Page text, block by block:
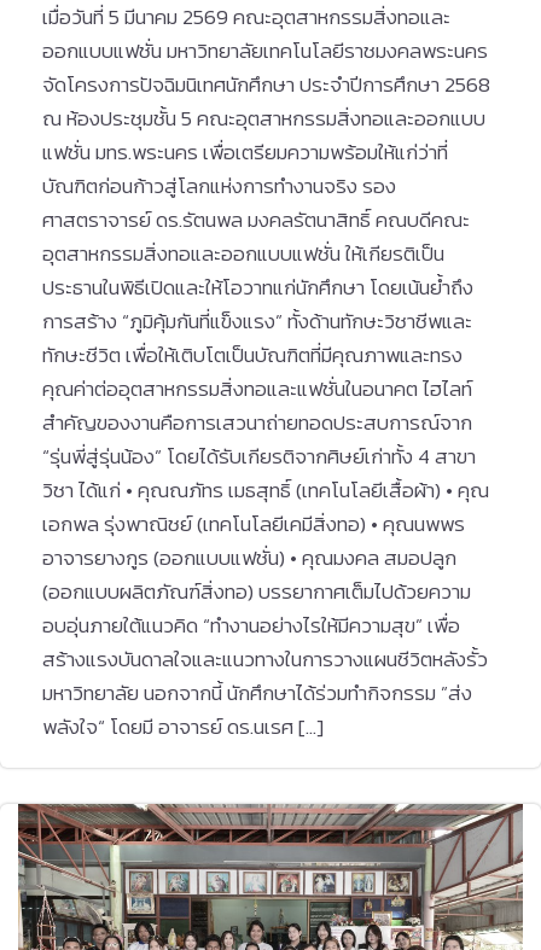
เมื่อวันที่ 5 มีนาคม 2569 คณะอุตสาหกรรมสิ่งทอและ
ออกแบบแฟชั่น มหาวิทยาลัยเทคโนโลยีราชมงคลพระนคร
จัดโครงการปัจฉิมนิเทศนักศึกษา ประจำปีการศึกษา 2568
ณ ห้องประชุมชั้น 5 คณะอุตสาหกรรมสิ่งทอและออกแบบ
แฟชั่น มทร.พระนคร เพื่อเตรียมความพร้อมให้แก่ว่าที่
บัณฑิตก่อนก้าวสู่โลกแห่งการทำงานจริง รอง
ศาสตราจารย์ ดร.รัตนพล มงคลรัตนาสิทธิ์ คณบดีคณะ
อุตสาหกรรมสิ่งทอและออกแบบแฟชั่น ให้เกียรติเป็น
ประธานในพิธีเปิดและให้โอวาทแก่นักศึกษา โดยเน้นย้ำถึง
การสร้าง “ภูมิคุ้มกันที่แข็งแรง” ทั้งด้านทักษะวิชาชีพและ
ทักษะชีวิต เพื่อให้เติบโตเป็นบัณฑิตที่มีคุณภาพและทรง
คุณค่าต่ออุตสาหกรรมสิ่งทอและแฟชั่นในอนาคต ไฮไลท์
สำคัญของงานคือการเสวนาถ่ายทอดประสบการณ์จาก
“รุ่นพี่สู่รุ่นน้อง” โดยได้รับเกียรติจากศิษย์เก่าทั้ง 4 สาขา
วิชา ได้แก่ • คุณณภัทร เมธสุทธิ์ (เทคโนโลยีเสื้อผ้า) • คุณ
เอกพล รุ่งพาณิชย์ (เทคโนโลยีเคมีสิ่งทอ) • คุณนพพร
อาจารยางกูร (ออกแบบแฟชั่น) • คุณมงคล สมอปลูก
(ออกแบบผลิตภัณฑ์สิ่งทอ) บรรยากาศเต็มไปด้วยความ
อบอุ่นภายใต้แนวคิด “ทำงานอย่างไรให้มีความสุข” เพื่อ
สร้างแรงบันดาลใจและแนวทางในการวางแผนชีวิตหลังรั้ว
มหาวิทยาลัย นอกจากนี้ นักศึกษาได้ร่วมทำกิจกรรม ”ส่ง
พลังใจ“ โดยมี อาจารย์ ดร.นเรศ […]